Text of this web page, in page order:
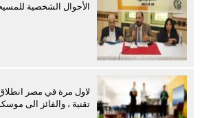
الأحوال الشخصية
لاول مرة في مصر
تقنية ، والفائز الى